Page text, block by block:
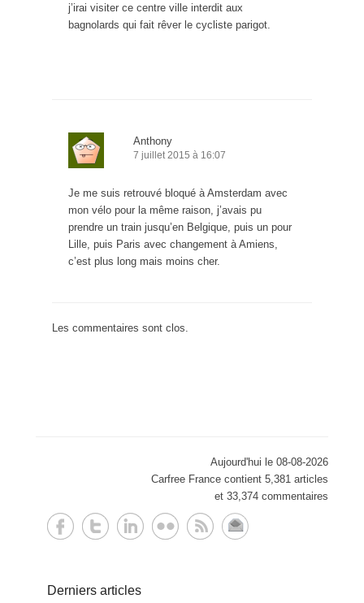
j’irai visiter ce centre ville interdit aux
bagnolards qui fait rêver le cycliste parigot.
Anthony
7 juillet 2015 à 16:07
Je me suis retrouvé bloqué à Amsterdam avec
mon vélo pour la même raison, j’avais pu
prendre un train jusqu’en Belgique, puis un pour
Lille, puis Paris avec changement à Amiens,
c’est plus long mais moins cher.
Les commentaires sont clos.
Aujourd'hui le 08-08-2026
Carfree France contient 5,381 articles
et 33,374 commentaires
Derniers articles